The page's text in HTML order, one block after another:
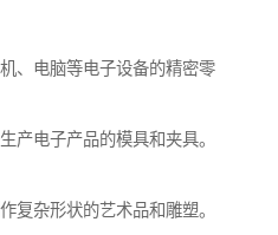
、电脑等电子设备的精密零
电子产品的模具和夹具。
杂形状的艺术品和雕塑。